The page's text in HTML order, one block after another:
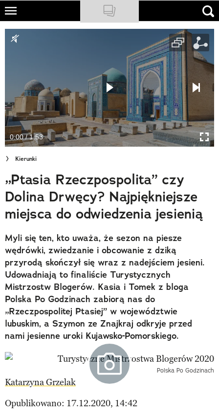
Skip
main
NATIONAL GEOGRAPHIC
Sklep
Newsletter
Cuda Polski
Wielki Konkurs Fotograficzny
Trendbook Podróżniczy
Polecane
0:00 / 1:53
Kierunki
„Ptasia Rzeczpospolita” czy
Dolina Drwęcy? Najpiękniejsze
miejsca do odwiedzenia jesienią
Myli się ten, kto uważa, że sezon na piesze
wędrówki, zwiedzanie i obcowanie z dziką
przyrodą skończył się wraz z nadejściem jesieni.
Udowadniają to finaliście Turystycznych
Mistrzostw Blogerów. Kasia i Tomek z bloga
Polska Po Godzinach zabiorą nas do
„Rzeczpospolitej Ptasiej” w województwie
lubuskim, a Szymon ze Znajkraj odkryje przed
nami jesienne uroki Kujawsko-Pomorskiego.
Polska Po Godzinach
Katarzyna Grzelak
Opublikowano: 17.12.2020, 14:42